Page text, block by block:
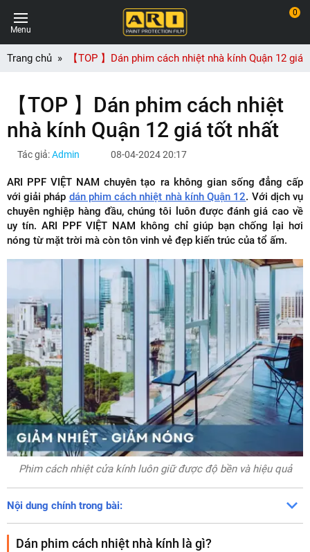
Menu
0
Trang chủ 【TOP 】Dán phim cách nhiệt nhà kính Quận 12 giá
【TOP 】Dán phim cách nhiệt
nhà kính Quận 12 giá tốt nhất
Tác giả:Admin 08-04-2024 20:17
ARI PPF VIỆT NAM chuyên tạo ra không gian sống đẳng cấp
với giải pháp dán phim cách nhiệt nhà kính Quận 12. Với dịch vụ
chuyên nghiệp hàng đầu, chúng tôi luôn được đánh giá cao về
uy tín. ARI PPF VIỆT NAM không chỉ giúp bạn chống lại hơi
nóng từ mặt trời mà còn tôn vinh vẻ đẹp kiến trúc của tổ ấm.
Phim cách nhiệt cửa kính luôn giữ được độ bền và hiệu quả
Nội dung chính trong bài:
Dán phim cách nhiệt nhà kính là gì?